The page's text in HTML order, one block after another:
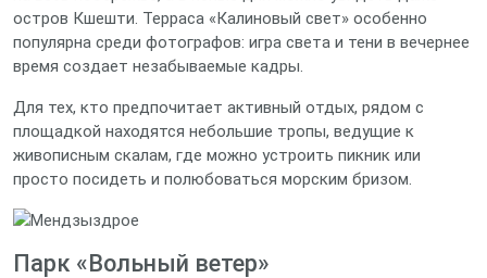
остров Кшешти. Терраса «Калиновый свет» особенно
популярна среди фотографов: игра света и тени в вечернее
время создает незабываемые кадры.
Для тех, кто предпочитает активный отдых, рядом с
площадкой находятся небольшие тропы, ведущие к
живописным скалам, где можно устроить пикник или
просто посидеть и полюбоваться морским бризом.
Парк «Вольный ветер»